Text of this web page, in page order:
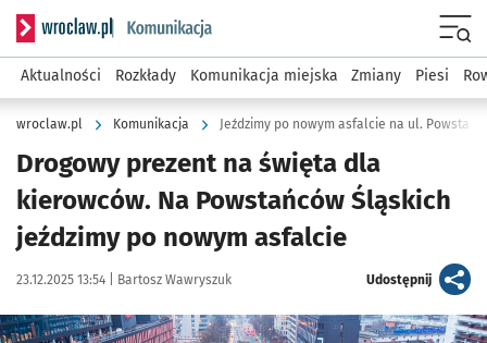
Serwis informacyjny wroclaw.pl podserwis: Komunikacja
Aktualności Rozkłady Komunikacja miejska Zmiany Piesi
wroclaw.pl Komunikacja Jeździmy po nowym asfalcie na ul.
Drogowy prezent na święta dla
kierowców. Na Powstańców Śląskich
jeździmy po nowym asfalcie
Data publikacji:
23.12.2025 13:54 | Autor:
Bartosz Wawryszuk Udostępnijartykuł
Kliknij, aby powiększyć